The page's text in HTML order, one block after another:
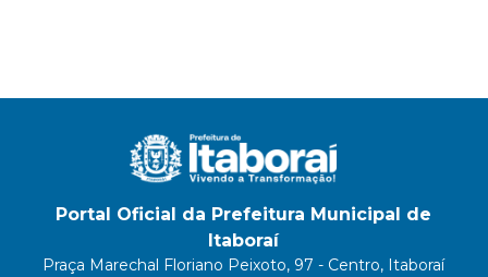
Portal Oficial da Prefeitura Municipal de
Itaboraí
Praça Marechal Floriano Peixoto, 97 - Centro, Itaboraí